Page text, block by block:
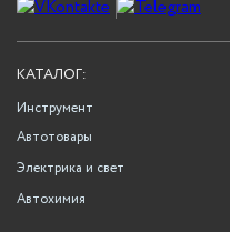
КАТАЛОГ:
Инструмент
Автотовары
Электрика и свет
Автохимия